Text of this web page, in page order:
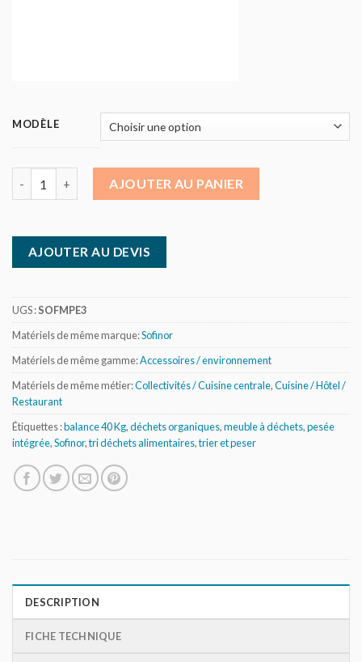
MODÈLE
AJOUTER AU PANIER
AJOUTER AU DEVIS
UGS :SOFMPE3
Matériels de même marque:Sofinor
Matériels de même gamme:Accessoires / environnement
Matériels de même métier:Collectivités / Cuisine centrale,Cuisine / Hôtel /
Restaurant
Étiquettes :balance 40 Kg,déchets organiques,meuble à déchets,pesée
intégrée,Sofinor,tri déchets alimentaires,trier et peser
DESCRIPTION
FICHE TECHNIQUE